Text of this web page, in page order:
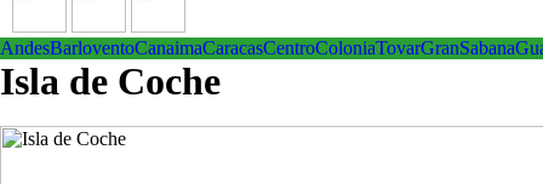
AndesBarloventoCanaimaCaracasCentroColoniaTovarGranSabana
Isla de Coche